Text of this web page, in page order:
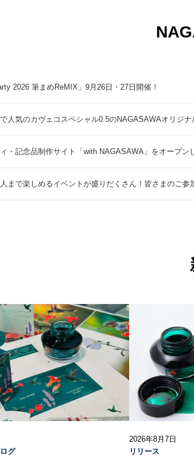
2026 筆まめReMIX」9月26日・27日開催！
人気のカヴェコスペシャル0.5のNAGASAWAオリジナ
・記念品制作サイト「with NAGASAWA」をオープン
まで楽しめるイベントが盛りだくさん！皆さまのご参
グ
2026年8月7日
リリース